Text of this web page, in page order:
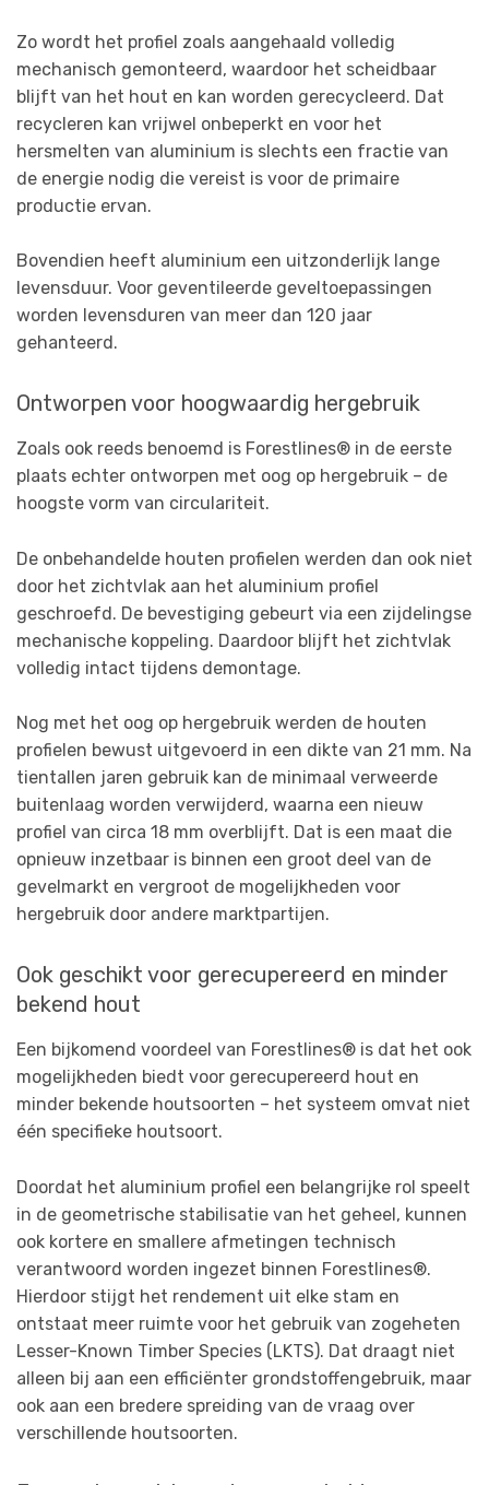
Zo wordt het profiel zoals aangehaald volledig
mechanisch gemonteerd, waardoor het scheidbaar
blijft van het hout en kan worden gerecycleerd. Dat
recycleren kan vrijwel onbeperkt en voor het
hersmelten van aluminium is slechts een fractie van
de energie nodig die vereist is voor de primaire
productie ervan.
Bovendien heeft aluminium een uitzonderlijk lange
levensduur. Voor geventileerde geveltoepassingen
worden levensduren van meer dan 120 jaar
gehanteerd.
Ontworpen voor hoogwaardig hergebruik
Zoals ook reeds benoemd is Forestlines® in de eerste
plaats echter ontworpen met oog op hergebruik – de
hoogste vorm van circulariteit.
De onbehandelde houten profielen werden dan ook niet
door het zichtvlak aan het aluminium profiel
geschroefd. De bevestiging gebeurt via een zijdelingse
mechanische koppeling. Daardoor blijft het zichtvlak
volledig intact tijdens demontage.
Nog met het oog op hergebruik werden de houten
profielen bewust uitgevoerd in een dikte van 21 mm. Na
tientallen jaren gebruik kan de minimaal verweerde
buitenlaag worden verwijderd, waarna een nieuw
profiel van circa 18 mm overblijft. Dat is een maat die
opnieuw inzetbaar is binnen een groot deel van de
gevelmarkt en vergroot de mogelijkheden voor
hergebruik door andere marktpartijen.
Ook geschikt voor gerecupereerd en minder
bekend hout
Een bijkomend voordeel van Forestlines® is dat het ook
mogelijkheden biedt voor gerecupereerd hout en
minder bekende houtsoorten – het systeem omvat niet
één specifieke houtsoort.
Doordat het aluminium profiel een belangrijke rol speelt
in de geometrische stabilisatie van het geheel, kunnen
ook kortere en smallere afmetingen technisch
verantwoord worden ingezet binnen Forestlines®.
Hierdoor stijgt het rendement uit elke stam en
ontstaat meer ruimte voor het gebruik van zogeheten
Lesser-Known Timber Species (LKTS). Dat draagt niet
alleen bij aan een efficiënter grondstoffengebruik, maar
ook aan een bredere spreiding van de vraag over
verschillende houtsoorten.